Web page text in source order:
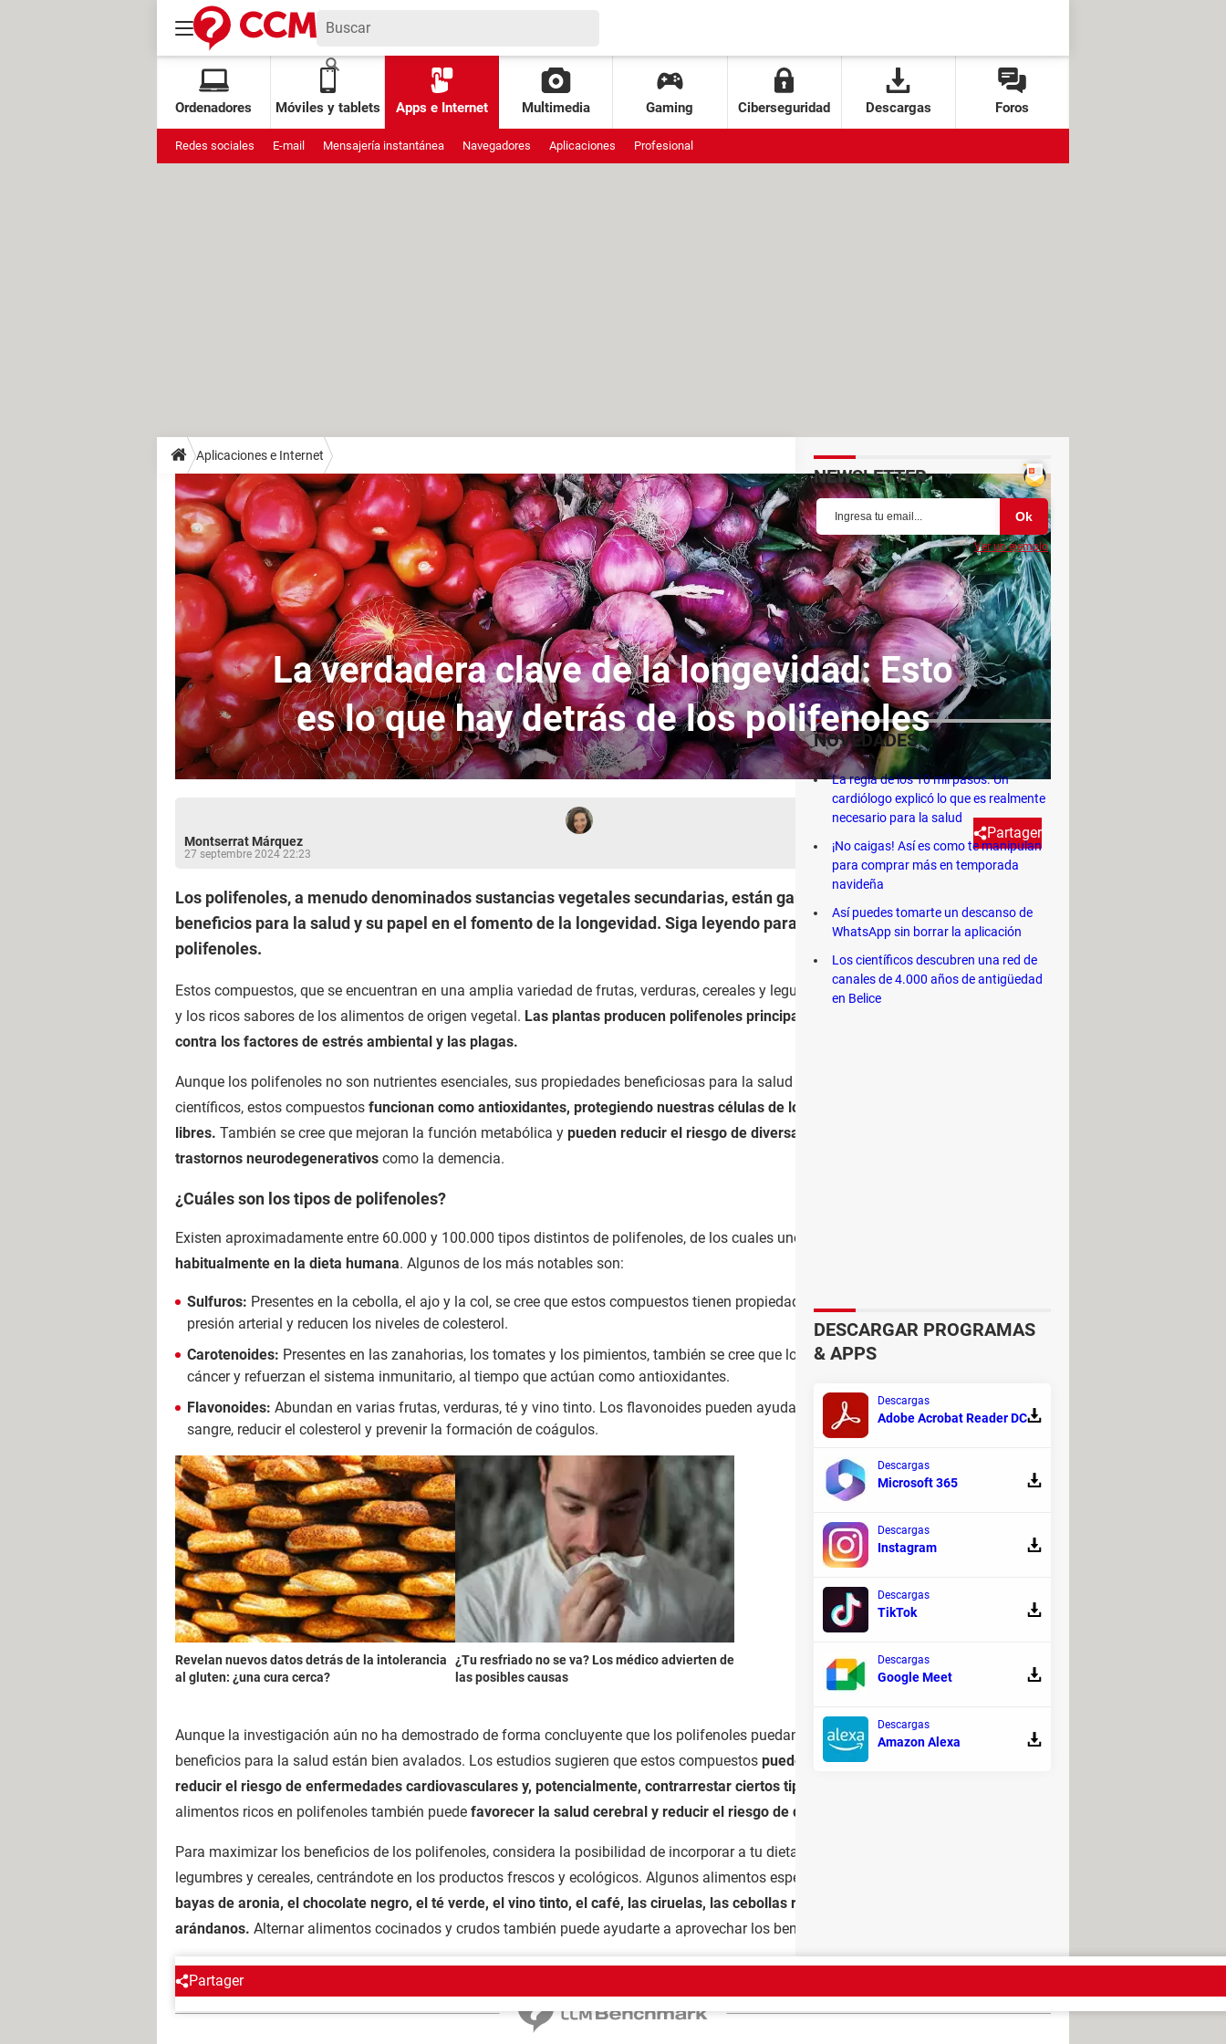
Ordenadores Móviles y tablets Apps e Internet Multimedia Gaming Ciberseguridad Descargas Foros
Redes sociales E-mail Mensajería instantánea Navegadores Aplicaciones Profesional
Aplicaciones e Internet
La verdadera clave de la longevidad: Esto
es lo que hay detrás de los polifenoles
Montserrat Márquez
27 septembre 2024 22:23
Partager
Los polifenoles, a menudo denominados sustancias vegetales secundarias, están ganando atención por sus posibles
beneficios para la salud y su papel en el fomento de la longevidad. Siga leyendo para saber qué hay detrás de los
polifenoles.
Estos compuestos, que se encuentran en una amplia variedad de frutas, verduras, cereales y legumbres, contribuyen a los colores vivos
y los ricos sabores de los alimentos de origen vegetal. Las plantas producen polifenoles principalmente como mecanismo de defensa
contra los factores de estrés ambiental y las plagas.
Aunque los polifenoles no son nutrientes esenciales, sus propiedades beneficiosas para la salud están bien documentadas. Según los
científicos, estos compuestos funcionan como antioxidantes, protegiendo nuestras células de los daños causados por los radicales
libres. También se cree que mejoran la función metabólica y pueden reducir el riesgo de diversas enfermedades, como el cáncer y
trastornos neurodegenerativos como la demencia.
¿Cuáles son los tipos de polifenoles?
Existen aproximadamente entre 60.000 y 100.000 tipos distintos de polifenoles, de los cuales unos
habitualmente en la dieta humana. Algunos de los más notables son:
Sulfuros: Presentes en la cebolla, el ajo y la col, se cree que estos compuestos tienen propiedades preventivas del cáncer, regulan la
presión arterial y reducen los niveles de colesterol.
Carotenoides: Presentes en las zanahorias, los tomates y los pimientos, también se cree que los carotenoides ayudan a prevenir el
cáncer y refuerzan el sistema inmunitario, al tiempo que actúan como antioxidantes.
Flavonoides: Abundan en varias frutas, verduras, té y vino tinto. Los flavonoides pueden ayudar a regular los niveles de azúcar en
sangre, reducir el colesterol y prevenir la formación de coágulos.
Revelan nuevos datos detrás de la intolerancia
al gluten: ¿una cura cerca?
¿Tu resfriado no se va? Los médico advierten de
las posibles causas
Aunque la investigación aún no ha demostrado de forma concluyente que los polifenoles puedan alargar la vida, sus numerosos
beneficios para la salud están bien avalados. Los estudios sugieren que estos compuestos pueden ayudar a bajar la tensión arterial,
reducir el riesgo de enfermedades cardiovasculares y, potencialmente, contrarrestar ciertos tipos de cáncer.
alimentos ricos en polifenoles también puede favorecer la salud cerebral y reducir el riesgo de demencia.
Para maximizar los beneficios de los polifenoles, considera la posibilidad de incorporar a tu dieta una amplia gama de verduras, frutas,
legumbres y cereales, centrándote en los productos frescos y ecológicos. Algunos alimentos especialmente ricos en polifenoles son las
bayas de aronia, el chocolate negro, el té verde, el vino tinto, el café, las ciruelas, las cebollas rojas, la achicoria, las alcachofas y los
arándanos. Alternar alimentos cocinados y crudos también puede ayudarte a aprovechar los beneficios de estos compuestos.
Partager
NEWSLETTER
Ver un ejemplo
NOVEDADES
La regla de los 10 mil pasos. Un
cardiólogo explicó lo que es realmente
necesario para la salud
¡No caigas! Así es como te manipulan
para comprar más en temporada
navideña
Así puedes tomarte un descanso de
WhatsApp sin borrar la aplicación
Los científicos descubren una red de
canales de 4.000 años de antigüedad
en Belice
DESCARGAR PROGRAMAS
& APPS
Descargas
Adobe Acrobat Reader DC
Descargas
Microsoft 365
Descargas
Instagram
Descargas
TikTok
Descargas
Google Meet
Descargas
Amazon Alexa